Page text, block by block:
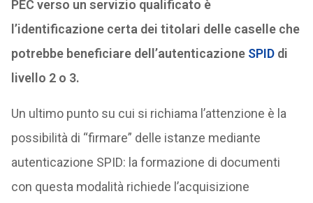
PEC verso un servizio qualificato è
l’identificazione certa dei titolari delle caselle che
potrebbe beneficiare dell’autenticazione SPIDdi
livello 2 o 3.
Un ultimo punto su cui si richiama l’attenzione è la
possibilità di “firmare” delle istanze mediante
autenticazione SPID: la formazione di documenti
con questa modalità richiede l’acquisizione